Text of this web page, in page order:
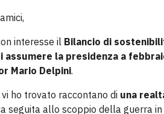
interesse il Bilancio di
assumere la presidenza a
Mario Delpini.
ho trovato raccontano di una
seguita allo scoppio della guerra in